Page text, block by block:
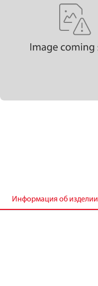
Информация об изделии